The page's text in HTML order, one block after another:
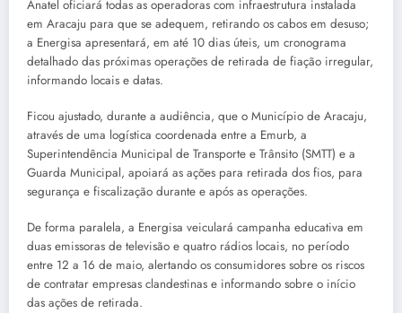
Anatel oficiará todas as operadoras com infraestrutura instalada
em Aracaju para que se adequem, retirando os cabos em desuso;
a Energisa apresentará, em até 10 dias úteis, um cronograma
detalhado das próximas operações de retirada de fiação irregular,
informando locais e datas.
Ficou ajustado, durante a audiência, que o Município de Aracaju,
através de uma logística coordenada entre a Emurb, a
Superintendência Municipal de Transporte e Trânsito (SMTT) e a
Guarda Municipal, apoiará as ações para retirada dos fios, para
segurança e fiscalização durante e após as operações.
De forma paralela, a Energisa veiculará campanha educativa em
duas emissoras de televisão e quatro rádios locais, no período
entre 12 a 16 de maio, alertando os consumidores sobre os riscos
de contratar empresas clandestinas e informando sobre o início
das ações de retirada.